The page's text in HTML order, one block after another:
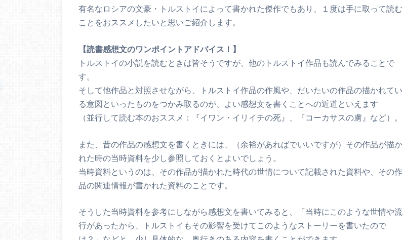
有名なロシアの文豪・トルストイによって書かれた傑作でもあり、１度は手に取って読む
ことをおススメしたいと思いご紹介します。
【読書感想文のワンポイントアドバイス！】
トルストイの小説を読むときは皆そうですが、他のトルストイ作品も読んでみることで
す。
そして他作品と対照させながら、トルストイ作品の作風や、だいたいの作品の描かれてい
る意図といったものをつかみ取るのが、よい感想文を書くことへの近道といえます
（並行して読む本のおススメ：『イワン・イリイチの死』、『コーカサスの虜』など）。
また、昔の作品の感想文を書くときには、（余裕があればでいいですが）その作品が描か
れた時の当時資料を少し参照しておくとよいでしょう。
当時資料というのは、その作品が描かれた時代の世情について記載された資料や、その作
品の関連情報が書かれた資料のことです。
そうした当時資料を参考にしながら感想文を書いてみると、「当時にこのような世情や流
行があったから、トルストイもその影響を受けてこのようなストーリーを書いたので